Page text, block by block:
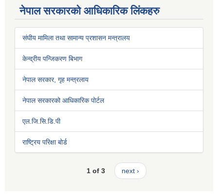
नेपाल सरकारको आधिकारिक लिंकहरु
संघीय मामिला तथा सामान्य प्रशासन मन्त्रालय
केन्द्रीय पन्जिकरण बिभाग
नेपाल सरकार, गृह मन्त्रलाय
नेपाल सरकारको आधिकारिक पोर्टल
एल.जि.सि.डि.पी
राष्ट्रिय परिक्षा बोर्ड
1 of 3 next ›